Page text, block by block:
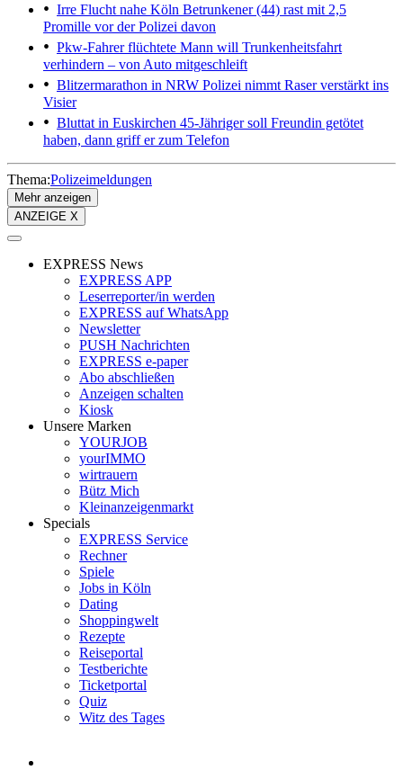
Irre Flucht nahe Köln Betrunkener (44) rast mit 2,5
Promille vor der Polizei davon
Pkw-Fahrer flüchtete Mann will Trunkenheitsfahrt
verhindern – von Auto mitgeschleift
Blitzermarathon in NRW Polizei nimmt Raser verstärkt ins
Visier
Bluttat in Euskirchen 45-Jähriger soll Freundin getötet
haben, dann griff er zum Telefon
Thema:Polizeimeldungen
Mehr anzeigen
ANZEIGE X
EXPRESS News
EXPRESS APP
Leserreporter/in werden
EXPRESS auf WhatsApp
Newsletter
PUSH Nachrichten
EXPRESS e-paper
Abo abschließen
Anzeigen schalten
Kiosk
Unsere Marken
YOURJOB
yourIMMO
wirtrauern
Bütz Mich
Kleinanzeigenmarkt
Specials
EXPRESS Service
Rechner
Spiele
Jobs in Köln
Dating
Shoppingwelt
Rezepte
Reiseportal
Testberichte
Ticketportal
Quiz
Witz des Tages